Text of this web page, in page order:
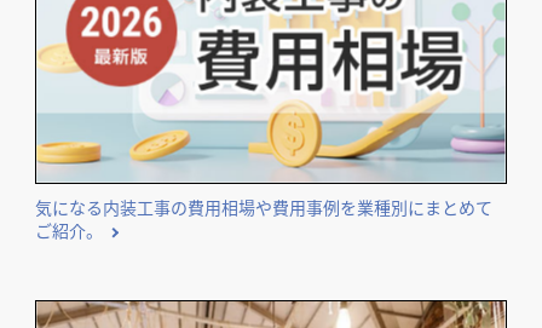
気になる内装工事の費用相場や費用事例を業種別にまとめて
ご紹介。